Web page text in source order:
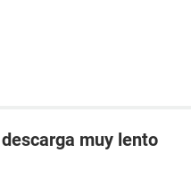
muy lento